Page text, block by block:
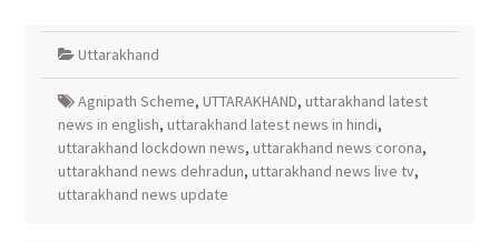
Uttarakhand
Agnipath Scheme, UTTARAKHAND, uttarakhand latest
news in english, uttarakhand latest news in hindi,
uttarakhand lockdown news, uttarakhand news corona,
uttarakhand news dehradun, uttarakhand news live tv,
uttarakhand news update